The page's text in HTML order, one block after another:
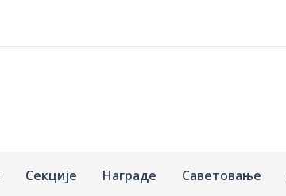
Секције Награде Саветовање